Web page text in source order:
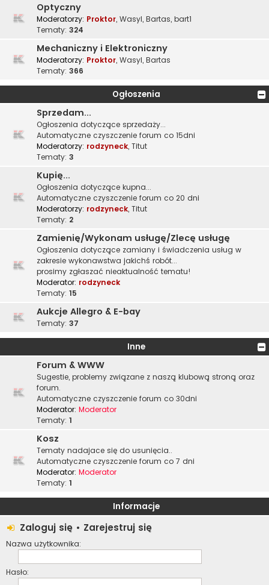
Optyczny
Moderatorzy: Proktor, Wasyl, Bartas, bart1
Tematy: 324
Mechaniczny i Elektroniczny
Moderatorzy: Proktor, Wasyl, Bartas
Tematy: 366
Ogłoszenia
Sprzedam...
Ogłoszenia dotyczące sprzedaży...
Automatyczne czyszczenie forum co 15dni
Moderatorzy: rodzyneck, Titut
Tematy: 3
Kupię...
Ogłoszenia dotyczące kupna...
Automatyczne czyszczenie forum co 20 dni
Moderatorzy: rodzyneck, Titut
Tematy: 2
Zamienię/Wykonam usługę/Zlecę usługę
Ogłoszenia dotyczące zamiany i świadczenia usług w
zakresie wykonawstwa jakichś robót...
prosimy zgłaszać nieaktualność tematu!
Moderator: rodzyneck
Tematy: 15
Aukcje Allegro & E-bay
Tematy: 37
Inne
Forum & WWW
Sugestie, problemy związane z naszą klubową stroną oraz
forum.
Automatyczne czyszczenie forum co 30dni
Moderator: Moderator
Tematy: 1
Kosz
Tematy nadajace się do usunięcia..
Automatyczne czyszczenie forum co 7 dni
Moderator: Moderator
Tematy: 1
Informacje
Zaloguj się • Zarejestruj się
Nazwa użytkownika:
Hasło: